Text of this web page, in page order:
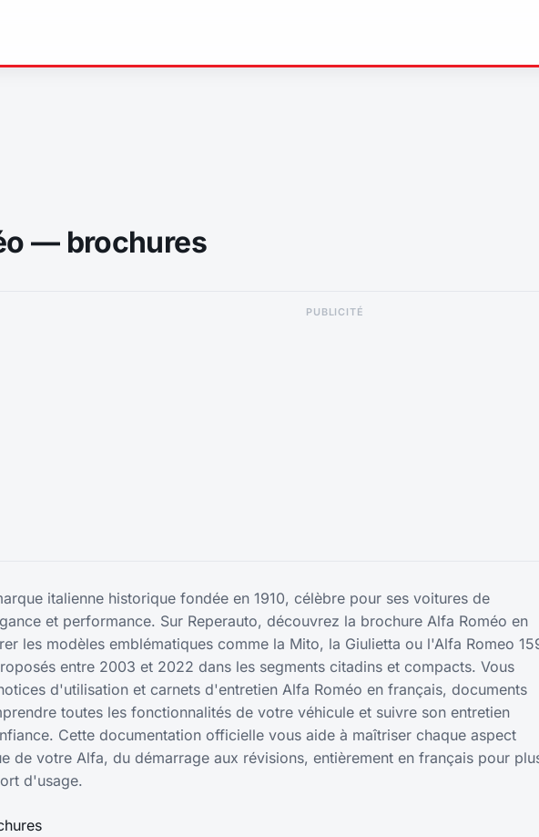
— brochures
PUBLICITÉ
italienne historique fondée en 1910, célèbre pour ses voitures de
et performance. Sur Reperauto, découvrez la brochure Alfa Roméo en
les modèles emblématiques comme la Mito, la Giulietta ou l'Alfa Romeo
entre 2003 et 2022 dans les segments citadins et compacts. Vous
d'utilisation et carnets d'entretien Alfa Roméo en français, documents
toutes les fonctionnalités de votre véhicule et suivre son entretien
Cette documentation officielle vous aide à maîtriser chaque aspect
de votre Alfa, du démarrage aux révisions, entièrement en français pour
d'usage.